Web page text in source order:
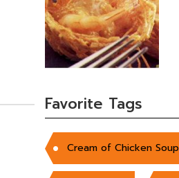
Favorite Tags
Cream of Chicken Soup